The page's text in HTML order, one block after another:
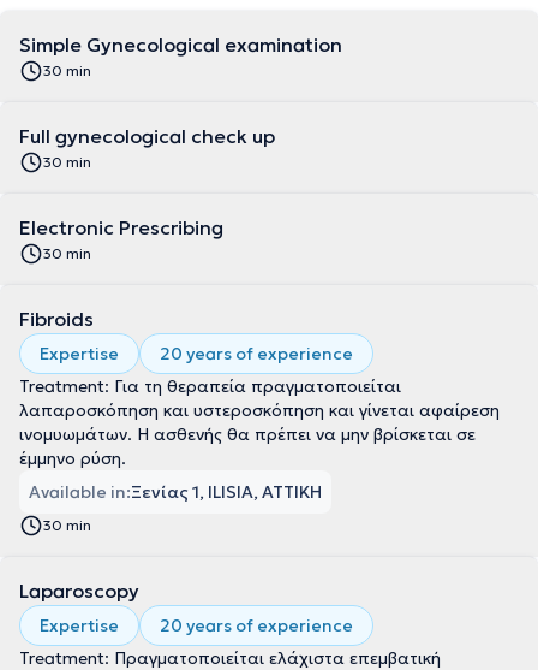
Simple Gynecological examination
30 min
Full gynecological check up
30 min
Electronic Prescribing
30 min
Fibroids
Expertise
20 years of experience
Treatment: Για τη θεραπεία πραγματοποιείται
λαπαροσκόπηση και υστεροσκόπηση και γίνεται αφαίρεση
ινομυωμάτων. Η ασθενής θα πρέπει να μην βρίσκεται σε
έμμηνο ρύση.
Available in:Ξενίας 1, ILISIA, ΑΤΤΙΚΗ
30 min
Laparoscopy
Expertise
20 years of experience
Treatment: Πραγματοποιείται ελάχιστα επεμβατική